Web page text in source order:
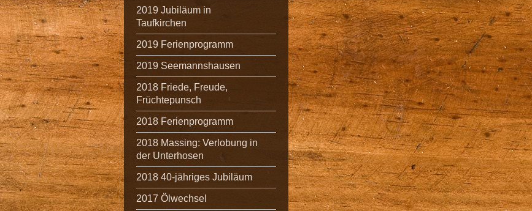
2019 Jubiläum in
Taufkirchen
2019 Ferienprogramm
2019 Seemannshausen
2018 Friede, Freude,
Früchtepunsch
2018 Ferienprogramm
2018 Massing: Verlobung in
der Unterhosen
2018 40-jähriges Jubiläum
2017 Ölwechsel